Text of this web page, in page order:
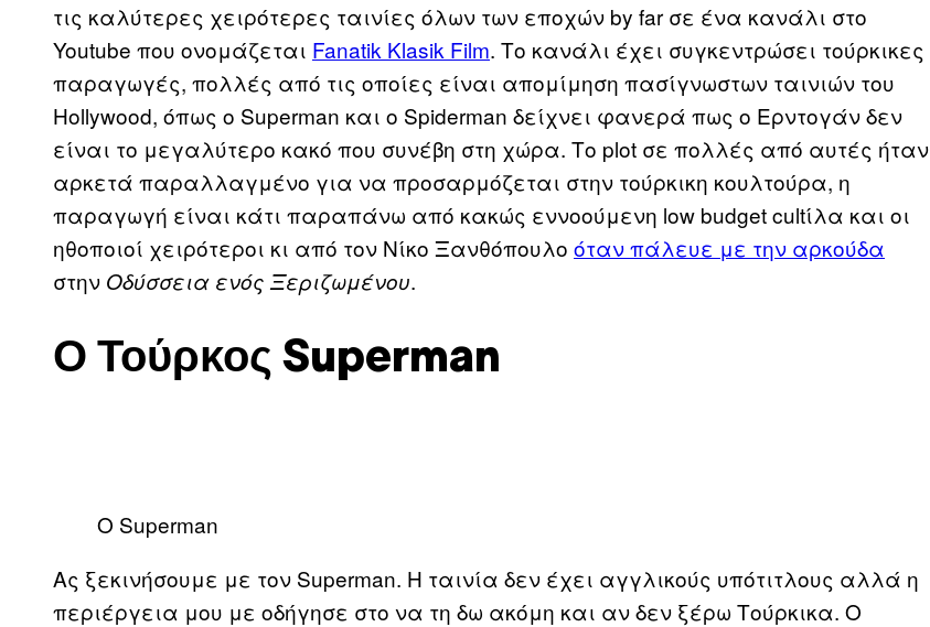
τις καλύτερες χειρότερες ταινίες όλων των εποχών by far σε ένα κανάλι στο
Youtube που ονομάζεται Fanatik Klasik Film. Το κανάλι έχει συγκεντρώσει τούρκικες
παραγωγές, πολλές από τις οποίες είναι απομίμηση πασίγνωστων ταινιών του
Hollywood, όπως o Superman και ο Spiderman δείχνει φανερά πως ο Ερντογάν δεν
είναι το μεγαλύτερο κακό που συνέβη στη χώρα. Το plot σε πολλές από αυτές ήταν
αρκετά παραλλαγμένο για να προσαρμόζεται στην τούρκικη κουλτούρα, η
παραγωγή είναι κάτι παραπάνω από κακώς εννοούμενη low budget cultίλα και οι
ηθοποιοί χειρότεροι κι από τον Νίκο Ξανθόπουλο όταν πάλευε με την αρκούδα
στην Οδύσσεια ενός Ξεριζωμένου.
Ο Τούρκος Superman
Ο Superman
Ας ξεκινήσουμε με τον Superman. Η ταινία δεν έχει αγγλικούς υπότιτλους αλλά η
περιέργεια μου με οδήγησε στο να τη δω ακόμη και αν δεν ξέρω Τούρκικα. O